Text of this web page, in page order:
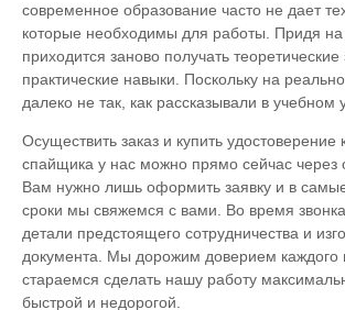
современное образование часто не дает
которые необходимы для работы. Придя
приходится заново получать теоретические
практические навыки. Поскольку на
далеко не так, как рассказывали в учебном
Осуществить заказ и купить удостоверение
спайщика у нас можно прямо сейчас через
Вам нужно лишь оформить заявку и в
сроки мы свяжемся с вами. Во время
детали предстоящего сотрудничества и
документа. Мы дорожим доверием каждого
стараемся сделать нашу работу
быстрой и недорогой.